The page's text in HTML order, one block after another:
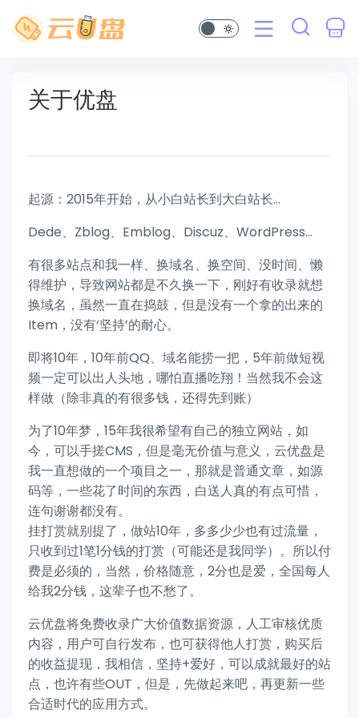
关于优盘
起源：2015年开始，从小白站长到大白站长...
Dede、Zblog、Emblog、Discuz、WordPress...
有很多站点和我一样、换域名、换空间、没时间、懒
得维护，导致网站都是不久换一下，刚好有收录就想
换域名，虽然一直在捣鼓，但是没有一个拿的出来的
Item，没有‘坚持’的耐心。
即将10年，10年前QQ、域名能捞一把，5年前做短视
频一定可以出人头地，哪怕直播吃翔！当然我不会这
样做（除非真的有很多钱，还得先到账）
为了10年梦，15年我很希望有自己的独立网站，如
今，可以手搓CMS，但是毫无价值与意义，云优盘是
我一直想做的一个项目之一，那就是普通文章，如源
码等，一些花了时间的东西，白送人真的有点可惜，
连句谢谢都没有。
挂打赏就别提了，做站10年，多多少少也有过流量，
只收到过1笔1分钱的打赏（可能还是我同学）。所以付
费是必须的，当然，价格随意，2分也是爱，全国每人
给我2分钱，这辈子也不愁了。
云优盘将免费收录广大价值数据资源，人工审核优质
内容，用户可自行发布，也可获得他人打赏，购买后
的收益提现，我相信，坚持+爱好，可以成就最好的站
点，也许有些OUT，但是，先做起来吧，再更新一些
合适时代的应用方式。